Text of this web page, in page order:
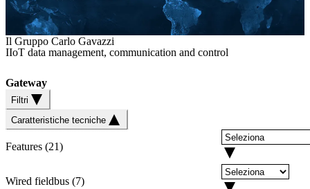
Il Gruppo Carlo Gavazzi
IIoT data management, communication and control
Gateway
Filtri
Caratteristiche tecniche
Features (21)
Wired fieldbus (7)